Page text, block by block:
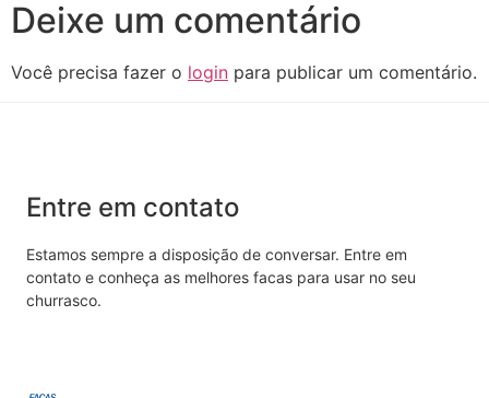
Deixe um comentário
Você precisa fazer o login para publicar um comentário.
Entre em contato
Estamos sempre a disposição de conversar. Entre em
contato e conheça as melhores facas para usar no seu
churrasco.